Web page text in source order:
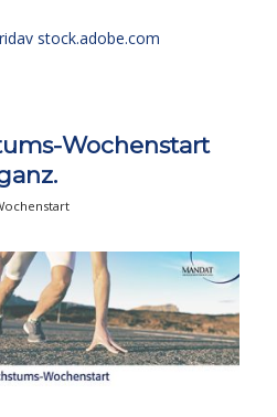
stock.adobe.com
Wochenstart